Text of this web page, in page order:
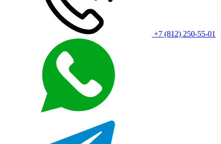
+7 (812) 250-55-01